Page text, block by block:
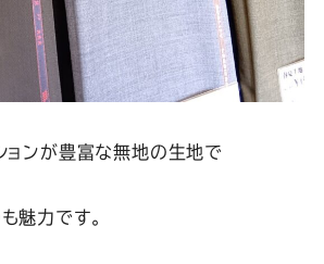
ョンが豊富な無地の生地で
魅力です。